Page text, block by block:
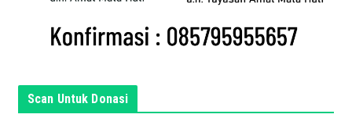
n
Scan Untuk Donasi